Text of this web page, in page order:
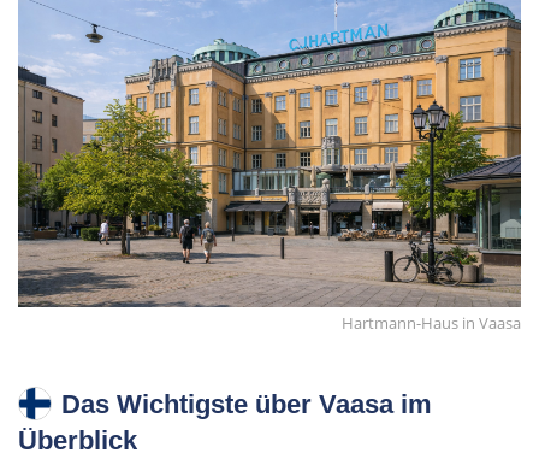
Hartmann-Haus in Vaasa
Das Wichtigste über Vaasa im
Überblick